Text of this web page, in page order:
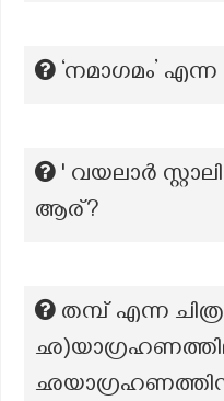
‘നമാഗമം’
' വയലാർ
ആര്?
തമ്പ് എന്ന